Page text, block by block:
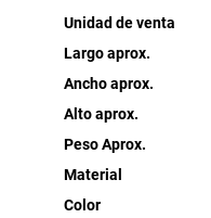
Unidad de venta
Largo aprox.
Ancho aprox.
Alto aprox.
Peso Aprox.
Material
Color